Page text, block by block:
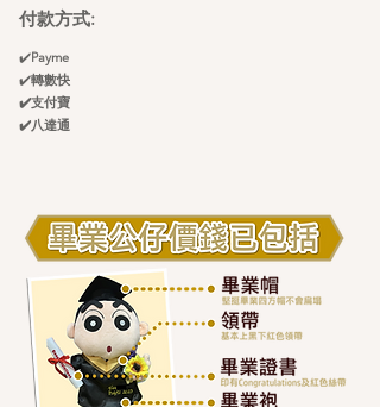
付款方式:
✔️Payme
✔️轉數快
✔️支付寶
✔️八達通